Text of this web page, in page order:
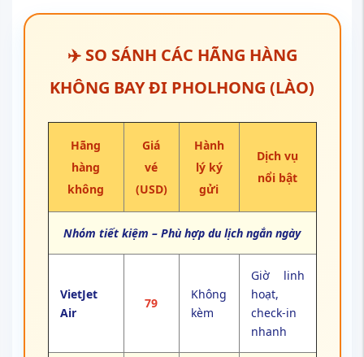
✈️ SO SÁNH CÁC HÃNG HÀNG
KHÔNG BAY ĐI PHOLHONG (LÀO)
Hãng
hàng
không
Giá
vé
(USD)
Hành
lý ký
gửi
Dịch vụ
nổi bật
Nhóm tiết kiệm – Phù hợp du lịch ngắn ngày
VietJet
Air
79
Không
kèm
Giờ linh
hoạt,
check-in
nhanh